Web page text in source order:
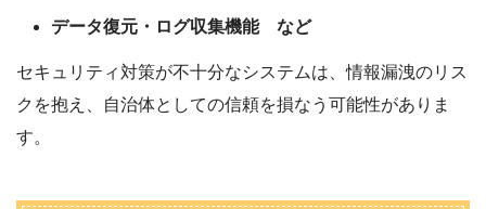
データ復元・ログ収集機能 など
セキュリティ対策が不十分なシステムは、情報漏洩のリス
クを抱え、自治体としての信頼を損なう可能性がありま
す。